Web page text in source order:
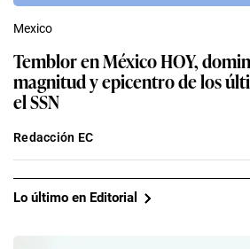
Mexico
Temblor en México HOY,
magnitud y epicentro de los
el SSN
Redacción EC
Lo último en Editorial